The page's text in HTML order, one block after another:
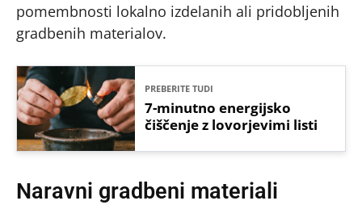
pomembnosti lokalno izdelanih ali pridobljenih
gradbenih materialov.
PREBERITE TUDI
7-minutno energijsko
čiščenje z lovorjevimi listi
Naravni gradbeni materiali